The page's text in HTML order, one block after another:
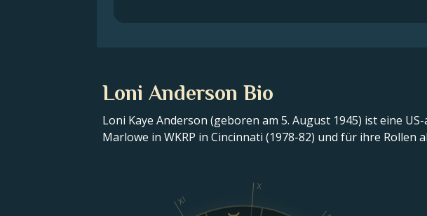
Loni Anderson Bio
Loni Kaye Anderson (geboren am 5. August 1945) ist eine
Marlowe in WKRP in Cincinnati (1978-82) und für ihre
X
XI